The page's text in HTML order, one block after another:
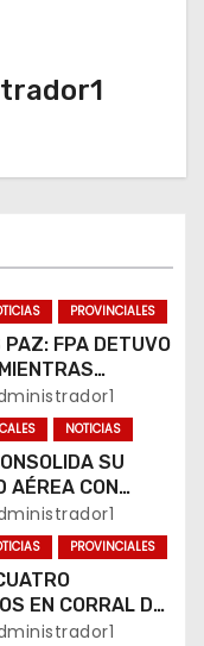
PROVINCIALES
FPA DETUVO
COCAÍNA Y
UNA PLAZA
NOTICIAS
SU
AÉREA CON
SEMANALES A
PROVINCIALES
EN CORRAL DE